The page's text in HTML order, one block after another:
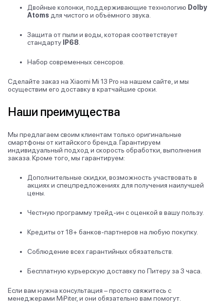
Двойные колонки, поддерживающие технологию Dolby
Atoms для чистого и объёмного звука.
Защита от пыли и воды, которая соответствует
стандарту
IP68
Набор современных сенсоров.
Сделайте заказ на Xiaomi Mi 13 Pro на нашем сайте, и мы
осуществим его доставку в кратчайшие сроки.
Наши преимущества
Мы предлагаем своим клиентам только оригинальные
смартфоны от китайского бренда. Гарантируем
индивидуальный подход и скорость обработки, выполнения
заказа. Кроме того, мы гарантируем:
Дополнительные скидки, возможность участвовать в
акциях и спецпредложениях для получения наилучшей
цены.
Честную программу трейд-ин с оценкой в вашу пользу.
Кредиты от 18+ банков-партнеров на любую покупку.
Соблюдение всех гарантийных обязательств.
Бесплатную курьерскую доставку по Питеру за 3 часа.
Если вам нужна консультация – просто свяжитесь с
менеджерами MiPiter, и они обязательно вам помогут.